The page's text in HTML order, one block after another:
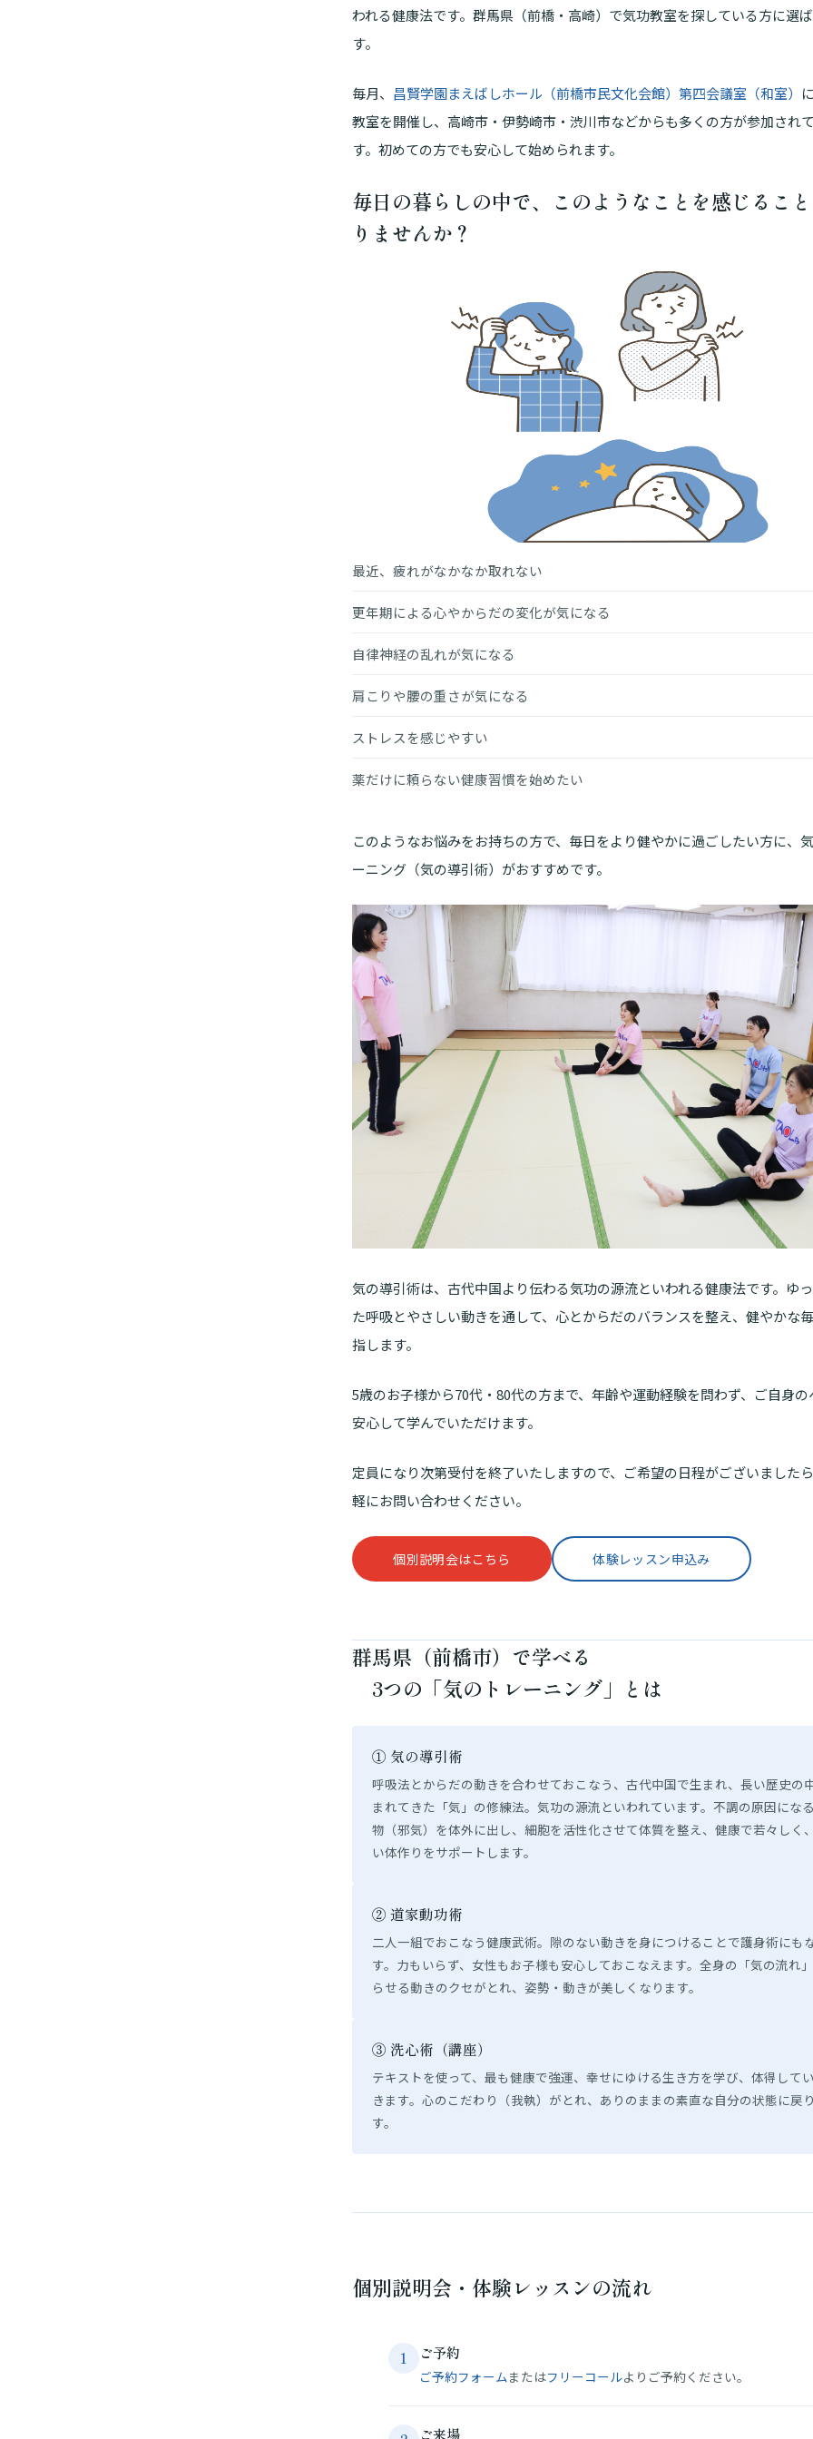
われる健康法です。群馬県（前橋・高崎）で気功教室を探している方に選
す。
毎月、 昌賢学園まえばしホール（前橋市民文化会館）第四会議室（和室）
教室を開催し、高崎市・伊勢崎市・渋川市などからも多くの方が参加され
す。初めての方でも安心して始められます。
毎日の暮らしの中で、このようなことを感じるこ
りませんか？
最近、疲れがなかなか取れない
更年期による心やからだの変化が気になる
自律神経の乱れが気になる
肩こりや腰の重さが気になる
ストレスを感じやすい
薬だけに頼らない健康習慣を始めたい
このようなお悩みをお持ちの方で、毎日をより健やかに過ごしたい方に、
ーニング（気の導引術）がおすすめです。
気の導引術は、古代中国より伝わる気功の源流といわれる健康法です。ゆ
た呼吸とやさしい動きを通して、心とからだのバランスを整え、健やかな
指します。
5歳のお子様から70代・80代の方まで、年齢や運動経験を問わず、ご自身の
安心して学んでいただけます。
定員になり次第受付を終了いたしますので、ご希望の日程がございました
軽にお問い合わせください。
個別説明会はこちら 体験レッスン申込み
群馬県（前橋市）で学べる
3つの「気のトレーニング」とは
① 気の導引術
呼吸法とからだの動きを合わせておこなう、古代中国で生まれ、長い歴史の
まれてきた「気」の修練法。気功の源流といわれています。不調の原因にな
物（邪気）を体外に出し、細胞を活性化させて体質を整え、健康で若々しく
い体作りをサポートします。
② 道家動功術
二人一組でおこなう健康武術。隙のない動きを身につけることで護身術にも
す。力もいらず、女性もお子様も安心しておこなえます。全身の「気の流れ
らせる動きのクセがとれ、姿勢・動きが美しくなります。
③ 洗心術（講座）
テキストを使って、最も健康で強運、幸せにゆける生き方を学び、体得して
きます。心のこだわり（我執）がとれ、ありのままの素直な自分の状態に戻
す。
個別説明会・体験レッスンの流れ
1 ご予約
ご予約フォーム またはフリーコールよりご予約ください。
ご来場